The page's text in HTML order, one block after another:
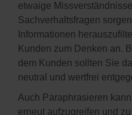
etwaige
Sachverhaltsfragen
Informationen
Kunden zum Denken an.
dem Kunden sollten Sie
neutral und wertfrei
Auch Paraphrasieren
erneut aufzugreifen und